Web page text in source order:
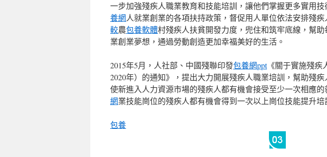
一步加強殘疾人職業教育和技能培訓，讓他們掌握更多實用
養網人就業創業的各項扶持政策，督促用人單位依法安排殘
較農包養軟體村殘疾人扶貧開發力度，兜住和筑牢底線，幫
業創業夢想，通過勞動創造更加幸福美好的生活。
2015年5月，人社部、中國殘聯印發包養網ppt《關于實施殘疾
2020年）的通知》，提出大力開展殘疾人職業培訓，幫助殘
使新進入人力資源市場的殘疾人都有機會接受至少一次相應
網業技能崗位的殘疾人都有機會得到一次以上崗位技能提升培
包養